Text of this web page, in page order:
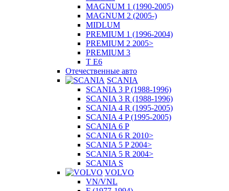
MAGNUM 1 (1990-2005)
MAGNUM 2 (2005-)
MIDLUM
PREMIUM 1 (1996-2004)
PREMIUM 2 2005>
PREMIUM 3
T E6
Отечественные авто
SCANIA
SCANIA 3 P (1988-1996)
SCANIA 3 R (1988-1996)
SCANIA 4 R (1995-2005)
SCANIA 4 P (1995-2005)
SCANIA 6 P
SCANIA 6 R 2010>
SCANIA 5 P 2004>
SCANIA 5 R 2004>
SCANIA S
VOLVO
VN/VNL